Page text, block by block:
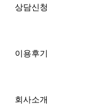
상담신청
이용후기
회사소개